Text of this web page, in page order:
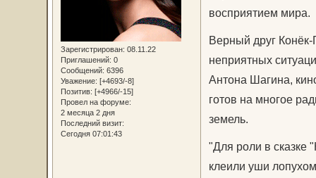
Зарегистрирован: 08.11.22
Приглашений: 0
Сообщений: 6396
Уважение: [+4693/-8]
Позитив: [+4966/-15]
Провел на форуме:
2 месяца 2 дня
Последний визит:
Сегодня 07:01:43
восприятием мира.
Верный друг Конёк-
неприятных
Антона Шагина,
готов на многое
земель.
"Для роли в сказке
клеили уши